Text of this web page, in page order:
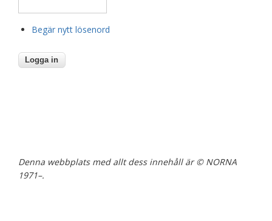
Begär nytt lösenord
Denna webbplats med allt dess innehåll är © NORNA
1971–.